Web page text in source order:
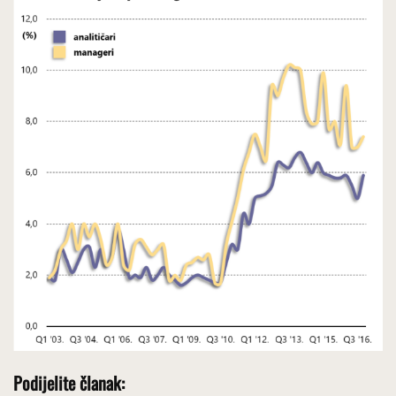
Podijelite članak: